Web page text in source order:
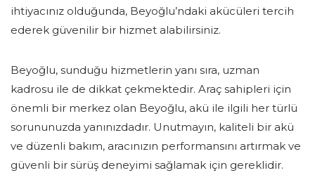
ihtiyacınız olduğunda, Beyoğlu’ndaki akücüleri tercih
ederek güvenilir bir hizmet alabilirsiniz.
Beyoğlu, sunduğu hizmetlerin yanı sıra, uzman
kadrosu ile de dikkat çekmektedir. Araç sahipleri için
önemli bir merkez olan Beyoğlu, akü ile ilgili her türlü
sorununuzda yanınızdadır. Unutmayın, kaliteli bir akü
ve düzenli bakım, aracınızın performansını artırmak ve
güvenli bir sürüş deneyimi sağlamak için gereklidir.